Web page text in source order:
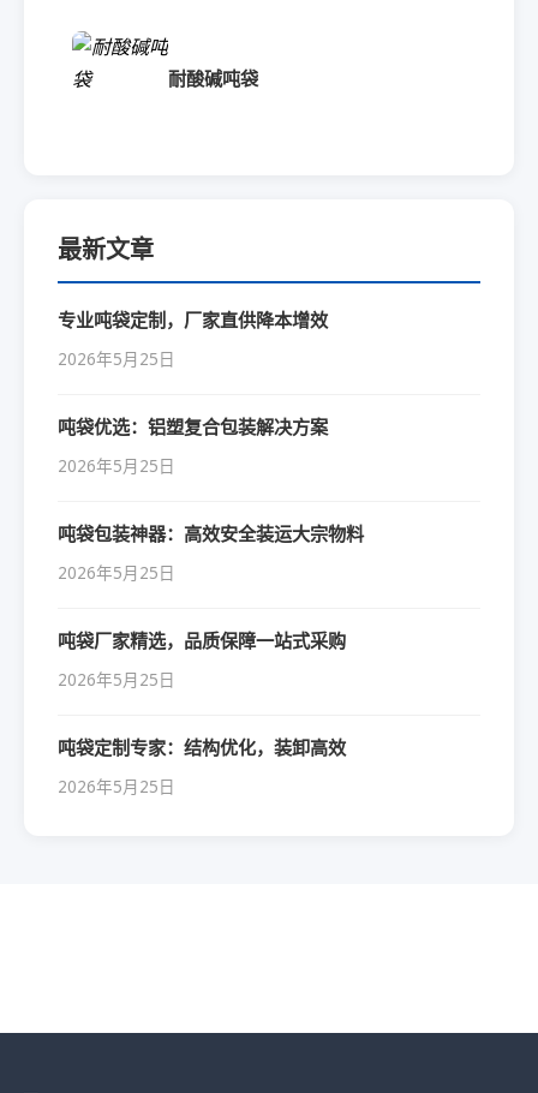
耐酸碱吨袋
最新文章
专业吨袋定制，厂家直供降本增效
2026年5月25日
吨袋优选：铝塑复合包装解决方案
2026年5月25日
吨袋包装神器：高效安全装运大宗物料
2026年5月25日
吨袋厂家精选，品质保障一站式采购
2026年5月25日
吨袋定制专家：结构优化，装卸高效
2026年5月25日